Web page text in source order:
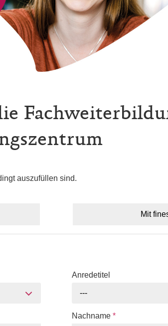
auszufüllen sind.
Mit
Anredetitel
---
Nachname*